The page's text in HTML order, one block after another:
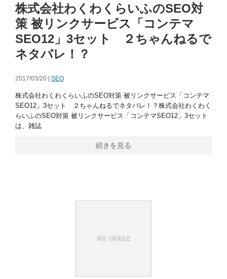
株式会社わくわくらいふのSEO対
策 被リンクサービス「コンテマ
SEO12」3セット ２ちゃんねるで
ネタバレ！？
2017/03/20 | SEO
株式会社わくわくらいふのSEO対策 被リンクサービス「コンテマ
SEO12」3セット ２ちゃんねるでネタバレ！？株式会社わくわく
らいふのSEO対策 被リンクサービス「コンテマSEO12」3セット
は、雑誌
続きを見る